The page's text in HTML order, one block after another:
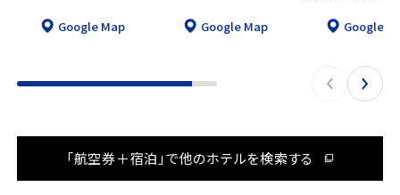
Google Map Google Map Google
「航空券＋宿泊」で他のホテルを検索する